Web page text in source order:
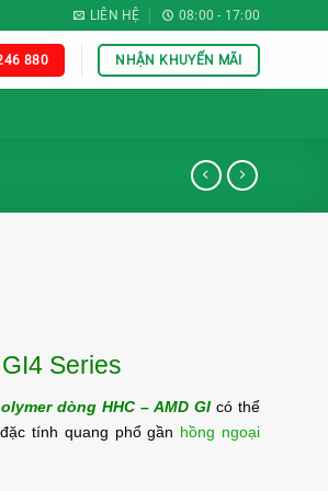
LIÊN HỆ 08:00 - 17:00
880 NHẬN KHUYẾN MÃI
₫.
Series
dòng HHC – AMD GIcó thể
tính quang phổ gần hồng ngoại